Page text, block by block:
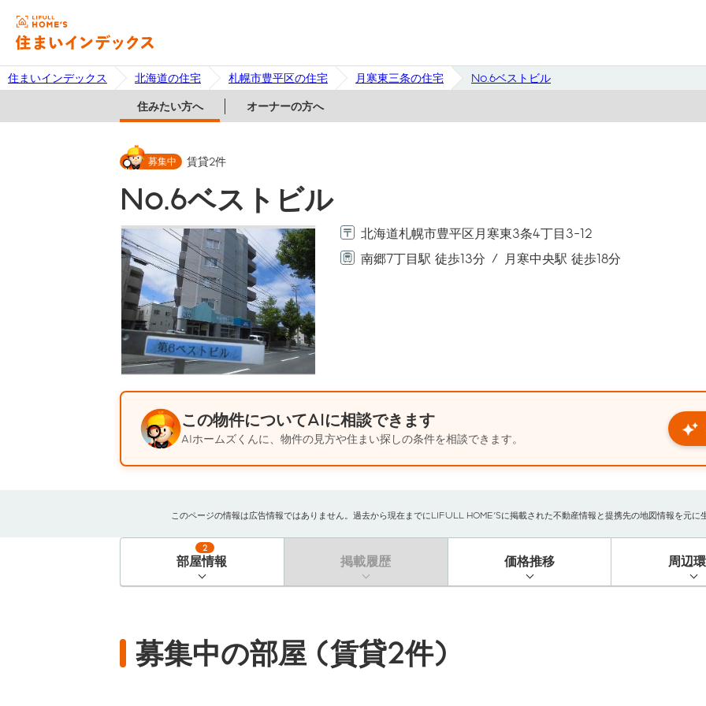
住まいインデックス 北海道の住宅 札幌市豊平区の住宅 月寒東三条の住宅 No.6ベストビル
住みたい方へ オーナーの方へ
募集中 賃貸2件
No.6ベストビル
北海道札幌市豊平区月寒東3条4丁目3-12
南郷7丁目駅 徒歩13分
月寒中央駅 徒歩18分
この物件についてAIに相談できます
AIホームズくんに、物件の見方や住まい探しの条件を相談できます。
このページの情報は広告情報ではありません。過去から現在までにLIFULL HOME'Sに掲載された不動産情報と提携先の地図情報を元
部屋情報
2
掲載履歴 価格推移 周辺
募集中の部屋 (賃貸2件)